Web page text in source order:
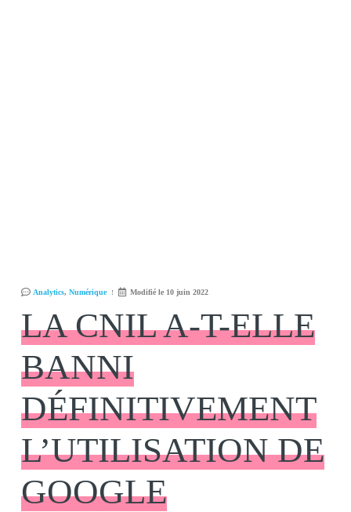
Analytics, Numérique Modifié le 10 juin 2022
LA CNIL A-T-ELLE
BANNI
DÉFINITIVEMENT
L’UTILISATION DE
GOOGLE